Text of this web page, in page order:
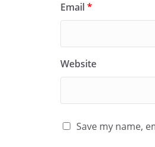
Email*
Website
Save my name,